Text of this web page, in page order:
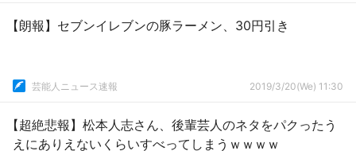
【朗報】セブンイレブンの豚ラーメン、30円引き
芸能人ニュース速報 2019/3/20(We) 11:30
【超絶悲報】松本人志さん、後輩芸人のネタをパクったう
えにありえないくらいすべってしまうｗｗｗｗ